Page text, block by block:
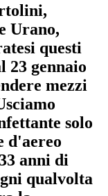
Urano,
questi
gennaio
mezzi
solo
d'aereo
anni di
qualvolta